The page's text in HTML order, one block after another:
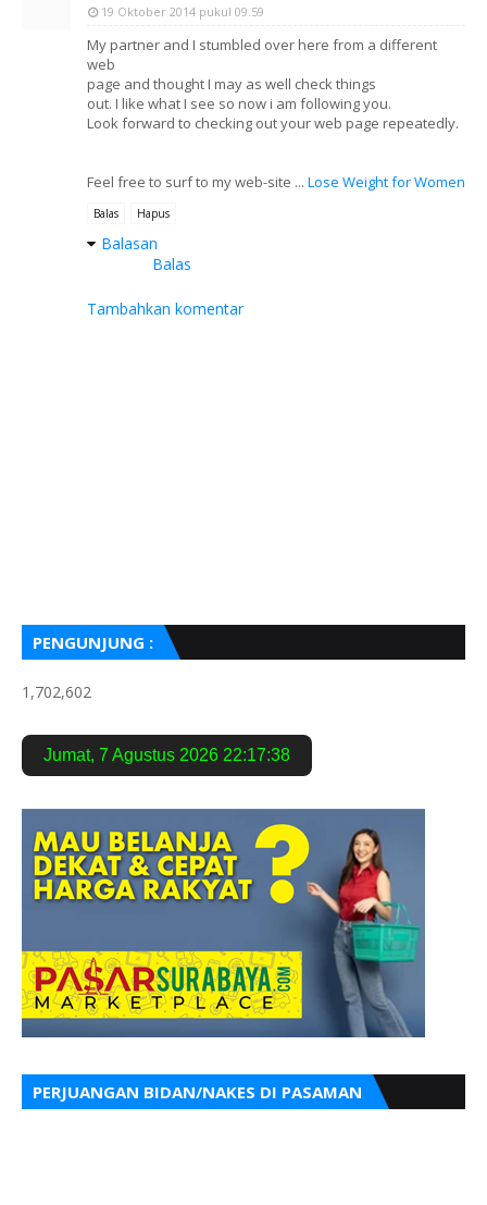
19 Oktober 2014 pukul 09.59
My partner and I stumbled over here from a different
web
page and thought I may as well check things
out. I like what I see so now i am following you.
Look forward to checking out your web page repeatedly.
Feel free to surf to my web-site ... Lose Weight for Women
Balas Hapus
Balasan
Balas
Tambahkan komentar
PENGUNJUNG :
1,702,602
Jumat, 7 Agustus 2026 22:17:39
PERJUANGAN BIDAN/NAKES DI PASAMAN